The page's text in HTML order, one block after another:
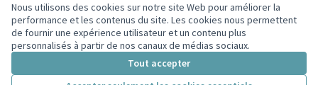
Nous utilisons des cookies sur notre site Web pour améliorer la
performance et les contenus du site. Les cookies nous permettent
de fournir une expérience utilisateur et un contenu plus
personnalisés à partir de nos canaux de médias sociaux.
Tout accepter